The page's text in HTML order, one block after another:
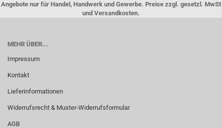
Angebote nur für Handel, Handwerk und Gewerbe. Preise zzgl. gesetzl. MwSt
und Versandkosten.
MEHR ÜBER...
Impressum
Kontakt
Lieferinformationen
Widerrufsrecht & Muster-Widerrufsformular
AGB